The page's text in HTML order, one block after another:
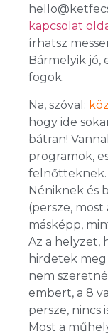
kapcsolat
írhatsz
Bármelyik jó,
fogok.
Na, szóval:
hogy ide
bátran!
programok,
felnőtteknek.
Néniknek és
(persze,
másképp,
Az a helyzet,
hirdetek
nem
embert, a 8
persze, nincs
Most a